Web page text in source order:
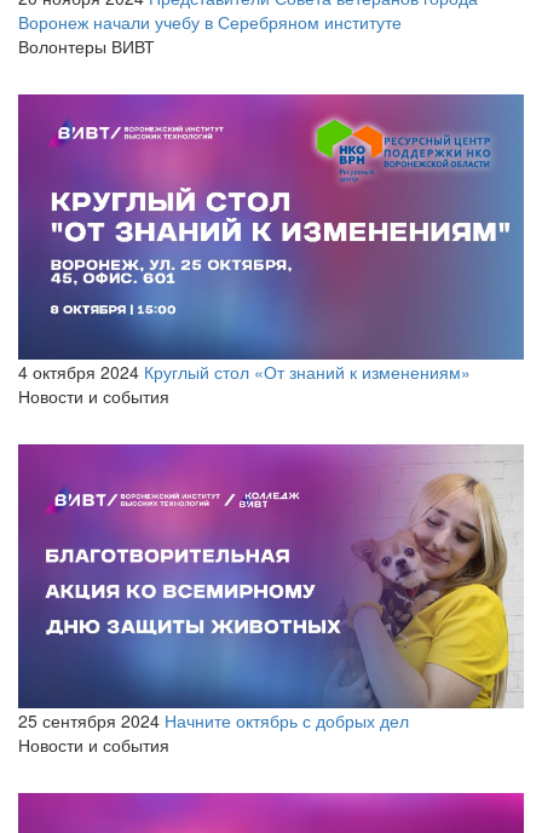
Воронеж начали учебу в Серебряном институте
Волонтеры ВИВТ
4 октября 2024 Круглый стол «От знаний к изменениям»
Новости и события
25 сентября 2024 Начните октябрь с добрых дел
Новости и события